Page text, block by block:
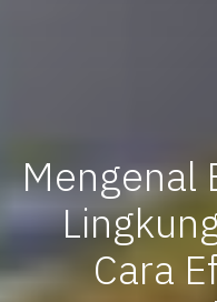
Mengenal
Cara